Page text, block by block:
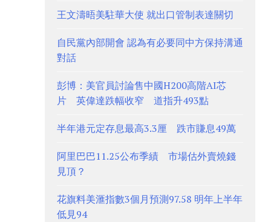
王文濤晤美駐華大使 就出口管制表達關切
自民黨內部開會 認為有必要同中方保持溝通
對話
彭博：美官員討論售中國H200高階AI芯
片 英偉達跌幅收窄 道指升493點
半年港元定存息最高3.3厘 跌市賺息49萬
阿里巴巴11.25公布季績 市場估外賣燒錢
見頂？
花旗料美滙指數3個月預測97.58 明年上半年
低見94